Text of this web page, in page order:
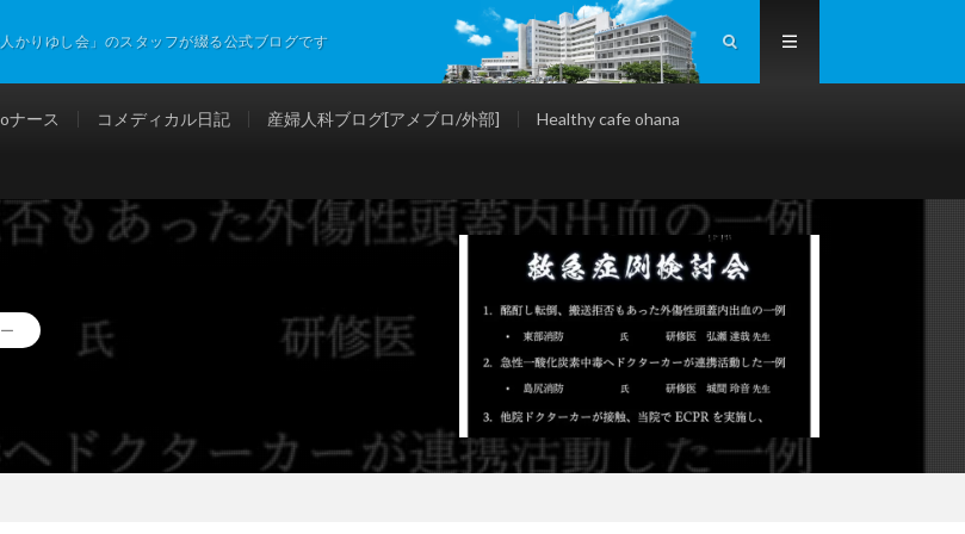
人かりゆし会」のスタッフが綴る公式ブログです
ナース コメディカル日記 産婦人科ブログ[アメブロ/外部] Healthy cafe ohana